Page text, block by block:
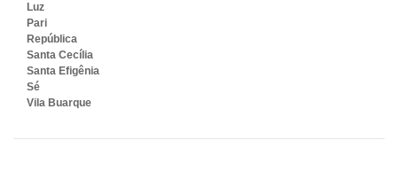
Luz
Pari
República
Santa Cecília
Santa Efigênia
Sé
Vila Buarque